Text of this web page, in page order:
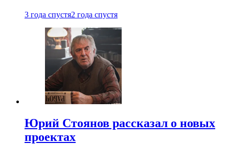
3 года спустя2 года спустя
Юрий Стоянов рассказал о новых
проектах